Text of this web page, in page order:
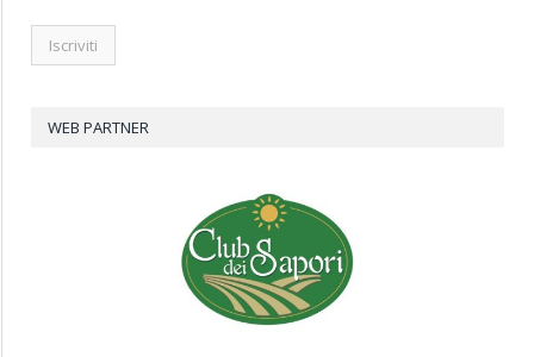
WEB PARTNER